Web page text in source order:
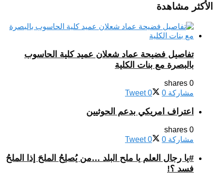
الأكثر مشاهدة
تفاصيل فضيحة عماد شعلان عميد كلية الحاسوب
بالبصرة مع بنات الكلية
0 shares
مشاركة 0
Tweet 0
اعتراف امريكي بدعم الحوثيين
0 shares
مشاركة 0
Tweet 0
#يا رجال العلم يا ملح البلد …من يُصلِحُ الملحَ إذا الملحُ
فسد ؟!